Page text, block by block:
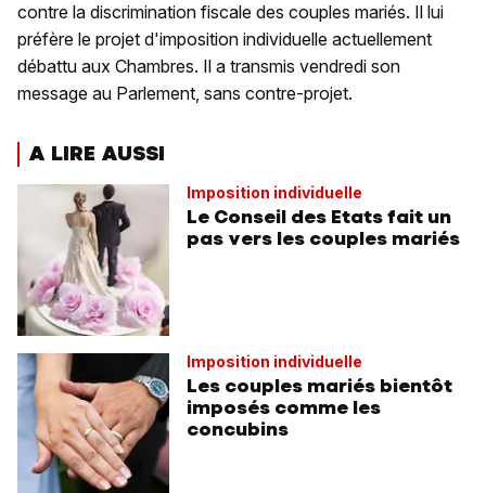
contre la discrimination fiscale des couples mariés. Il lui
préfère le projet d'imposition individuelle actuellement
débattu aux Chambres. Il a transmis vendredi son
message au Parlement, sans contre-projet.
A LIRE AUSSI
Imposition individuelle
Le Conseil des Etats fait un
pas vers les couples mariés
Imposition individuelle
Les couples mariés bientôt
imposés comme les
concubins